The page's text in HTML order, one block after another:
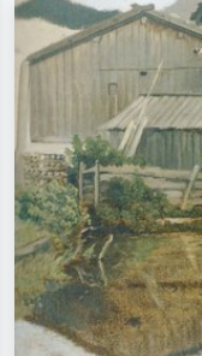
Pesquise por artista, título
ex: Monet, Noite
impressionismo, onda de